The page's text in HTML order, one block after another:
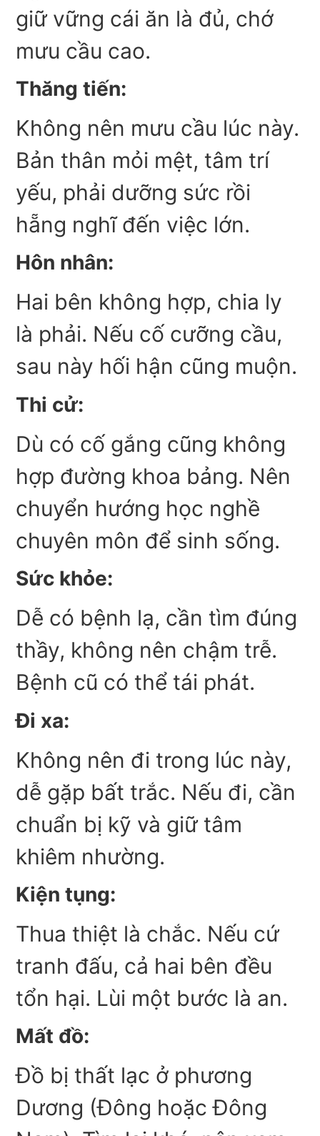
giữ vững cái ăn là đủ, chớ
mưu cầu cao.
Thăng tiến:
Không nên mưu cầu lúc này.
Bản thân mỏi mệt, tâm trí
yếu, phải dưỡng sức rồi
hẵng nghĩ đến việc lớn.
Hôn nhân:
Hai bên không hợp, chia ly
là phải. Nếu cố cưỡng cầu,
sau này hối hận cũng muộn.
Thi cử:
Dù có cố gắng cũng không
hợp đường khoa bảng. Nên
chuyển hướng học nghề
chuyên môn để sinh sống.
Sức khỏe:
Dễ có bệnh lạ, cần tìm đúng
thầy, không nên chậm trễ.
Bệnh cũ có thể tái phát.
Đi xa:
Không nên đi trong lúc này,
dễ gặp bất trắc. Nếu đi, cần
chuẩn bị kỹ và giữ tâm
khiêm nhường.
Kiện tụng:
Thua thiệt là chắc. Nếu cứ
tranh đấu, cả hai bên đều
tổn hại. Lùi một bước là an.
Mất đồ:
Đồ bị thất lạc ở phương
Dương (Đông hoặc Đông